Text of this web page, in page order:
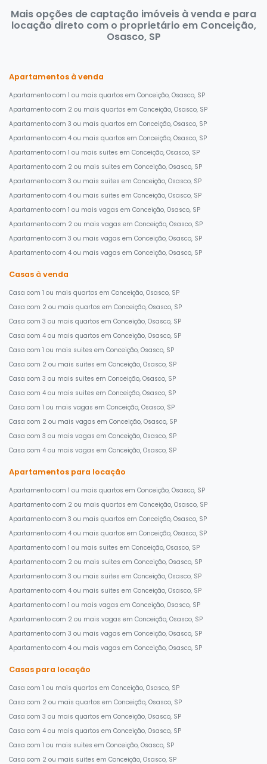
Mais opções de captação imóveis à venda e para
locação direto com o proprietário em Conceição,
Osasco, SP
Apartamentos à venda
Apartamento com 1 ou mais quartos em Conceição, Osasco, SP
Apartamento com 2 ou mais quartos em Conceição, Osasco, SP
Apartamento com 3 ou mais quartos em Conceição, Osasco, SP
Apartamento com 4 ou mais quartos em Conceição, Osasco, SP
Apartamento com 1 ou mais suites em Conceição, Osasco, SP
Apartamento com 2 ou mais suites em Conceição, Osasco, SP
Apartamento com 3 ou mais suites em Conceição, Osasco, SP
Apartamento com 4 ou mais suites em Conceição, Osasco, SP
Apartamento com 1 ou mais vagas em Conceição, Osasco, SP
Apartamento com 2 ou mais vagas em Conceição, Osasco, SP
Apartamento com 3 ou mais vagas em Conceição, Osasco, SP
Apartamento com 4 ou mais vagas em Conceição, Osasco, SP
Casas à venda
Casa com 1 ou mais quartos em Conceição, Osasco, SP
Casa com 2 ou mais quartos em Conceição, Osasco, SP
Casa com 3 ou mais quartos em Conceição, Osasco, SP
Casa com 4 ou mais quartos em Conceição, Osasco, SP
Casa com 1 ou mais suites em Conceição, Osasco, SP
Casa com 2 ou mais suites em Conceição, Osasco, SP
Casa com 3 ou mais suites em Conceição, Osasco, SP
Casa com 4 ou mais suites em Conceição, Osasco, SP
Casa com 1 ou mais vagas em Conceição, Osasco, SP
Casa com 2 ou mais vagas em Conceição, Osasco, SP
Casa com 3 ou mais vagas em Conceição, Osasco, SP
Casa com 4 ou mais vagas em Conceição, Osasco, SP
Apartamentos para locação
Apartamento com 1 ou mais quartos em Conceição, Osasco, SP
Apartamento com 2 ou mais quartos em Conceição, Osasco, SP
Apartamento com 3 ou mais quartos em Conceição, Osasco, SP
Apartamento com 4 ou mais quartos em Conceição, Osasco, SP
Apartamento com 1 ou mais suites em Conceição, Osasco, SP
Apartamento com 2 ou mais suites em Conceição, Osasco, SP
Apartamento com 3 ou mais suites em Conceição, Osasco, SP
Apartamento com 4 ou mais suites em Conceição, Osasco, SP
Apartamento com 1 ou mais vagas em Conceição, Osasco, SP
Apartamento com 2 ou mais vagas em Conceição, Osasco, SP
Apartamento com 3 ou mais vagas em Conceição, Osasco, SP
Apartamento com 4 ou mais vagas em Conceição, Osasco, SP
Casas para locação
Casa com 1 ou mais quartos em Conceição, Osasco, SP
Casa com 2 ou mais quartos em Conceição, Osasco, SP
Casa com 3 ou mais quartos em Conceição, Osasco, SP
Casa com 4 ou mais quartos em Conceição, Osasco, SP
Casa com 1 ou mais suites em Conceição, Osasco, SP
Casa com 2 ou mais suites em Conceição, Osasco, SP